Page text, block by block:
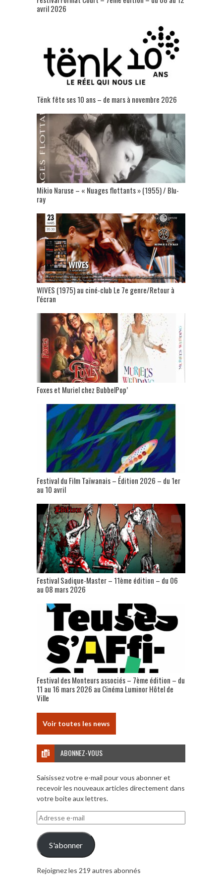
avril 2026
Tënk fête ses 10 ans – de mars à novembre 2026
Mikio Naruse – « Nuages flottants » (1955) / Blu-
ray
WIVES (1975) au ciné-club Le 7e genre/Retour à
l’écran
Foxes et Muriel chez BubbelPop’
Festival du Film Taïwanais – Édition 2026 – du 1er
au 10 avril
Festival Sadique-Master – 11ème édition – du 06
au 08 mars 2026
Festival des Monteurs associés – 7ème édition – du
11 au 16 mars 2026 au Cinéma Luminor Hôtel de
Ville
Voir toutes les news
ABONNEZ-VOUS
Saisissez votre e-mail pour vous abonner et
recevoir les nouveaux articles directement dans
votre boite aux lettres.
Adresse
e-
mail
S'abonner
Rejoignez les 219 autres abonnés